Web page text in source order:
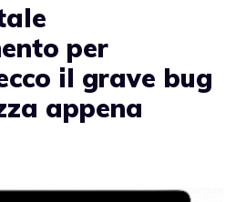
per
il grave bug
appena